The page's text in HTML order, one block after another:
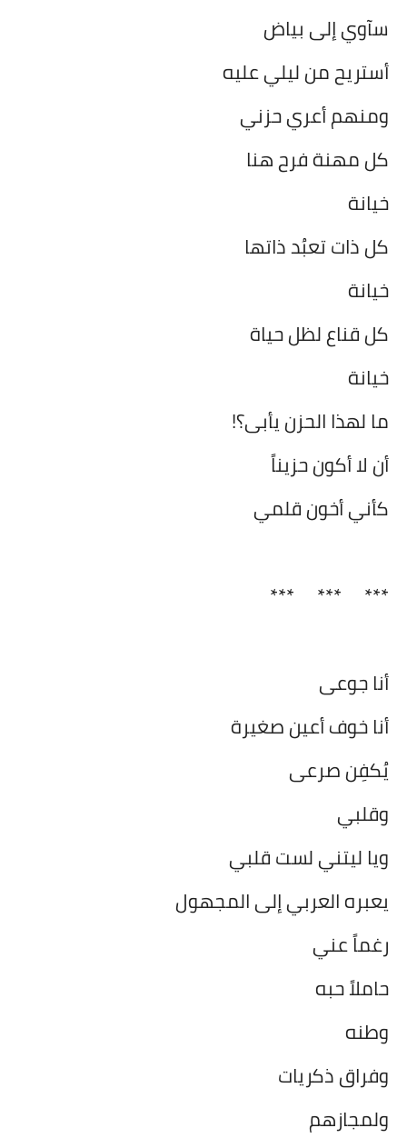
سآوي إلى بياض
أستريح من ليلي عليه
ومنهم أعري حزني
كل مهنة فرح هنا
خيانة
كل ذات تعبُد ذاتها
خيانة
كل قناع لظل حياة
خيانة
ما لهذا الحزن يأبى؟!
أن لا أكون حزيناً
كأني أخون قلمي
***
***
***
أنا جوعى
أنا خوف أعين صغيرة
يُكفِن صرعى
وقلبي
ويا ليتني لست قلبي
يعبره العربي إلى المجهول
رغماً عني
حاملاً حبه
وطنه
وفراق ذكريات
ولمجازهم